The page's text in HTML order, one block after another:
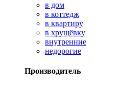
в дом
в коттедж
в квартиру
в хрущёвку
внутренние
недорогие
Производитель